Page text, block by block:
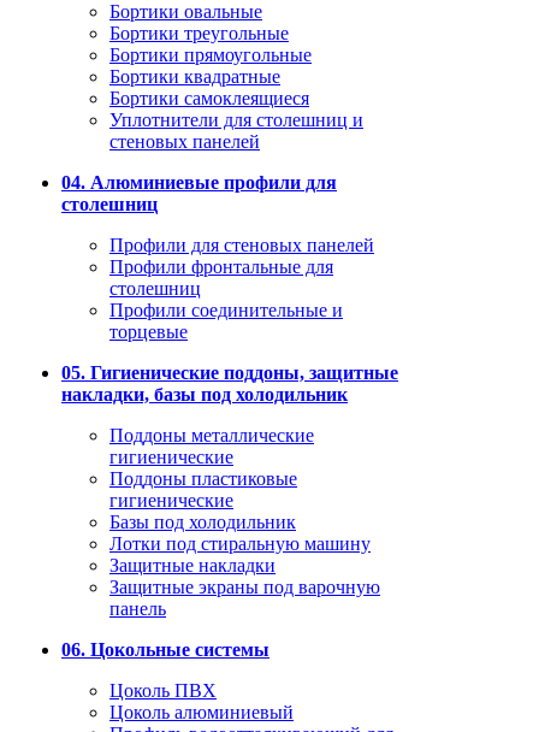
Бортики овальные
Бортики треугольные
Бортики прямоугольные
Бортики квадратные
Бортики самоклеящиеся
Уплотнители для столешниц и
стеновых панелей
04. Алюминиевые профили для
столешниц
Профили для стеновых панелей
Профили фронтальные для
столешниц
Профили соединительные и
торцевые
05. Гигиенические поддоны, защитные
накладки, базы под холодильник
Поддоны металлические
гигиенические
Поддоны пластиковые
гигиенические
Базы под холодильник
Лотки под стиральную машину
Защитные накладки
Защитные экраны под варочную
панель
06. Цокольные системы
Цоколь ПВХ
Цоколь алюминиевый